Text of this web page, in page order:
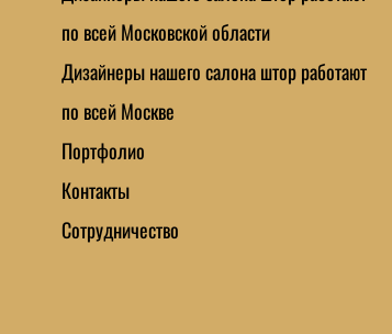
по всей Московской области
Дизайнеры нашего салона штор работают
по всей Москве
Портфолио
Контакты
Сотрудничество